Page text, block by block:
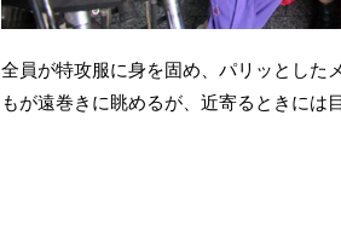
全員が特攻服に身を固め、パリッとした
もが遠巻きに眺めるが、近寄るときには